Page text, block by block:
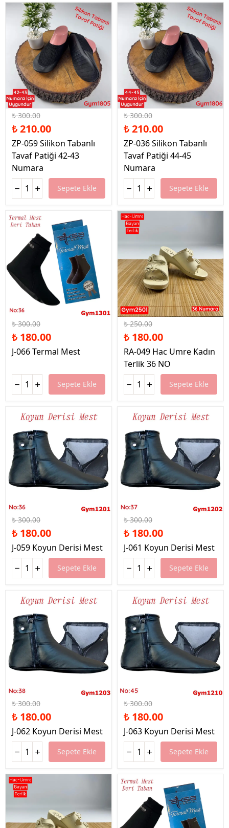
%30 İndirim
₺ 300.00
₺ 210.00
ZP-059 Silikon Tabanlı
Tavaf Patiği 42-43
Numara
Sepete Ekle
%30 İndirim
₺ 300.00
₺ 210.00
ZP-036 Silikon Tabanlı
Tavaf Patiği 44-45
Numara
Sepete Ekle
%40 İndirim
₺ 300.00
₺ 180.00
J-066 Termal Mest
Sepete Ekle
%28 İndirim
₺ 250.00
₺ 180.00
RA-049 Hac Umre Kadın
Terlik 36 NO
Sepete Ekle
%40 İndirim
₺ 300.00
₺ 180.00
J-059 Koyun Derisi Mest
Sepete Ekle
%40 İndirim
₺ 300.00
₺ 180.00
J-061 Koyun Derisi Mest
Sepete Ekle
%40 İndirim
₺ 300.00
₺ 180.00
J-062 Koyun Derisi Mest
Sepete Ekle
%40 İndirim
₺ 300.00
₺ 180.00
J-063 Koyun Derisi Mest
Sepete Ekle